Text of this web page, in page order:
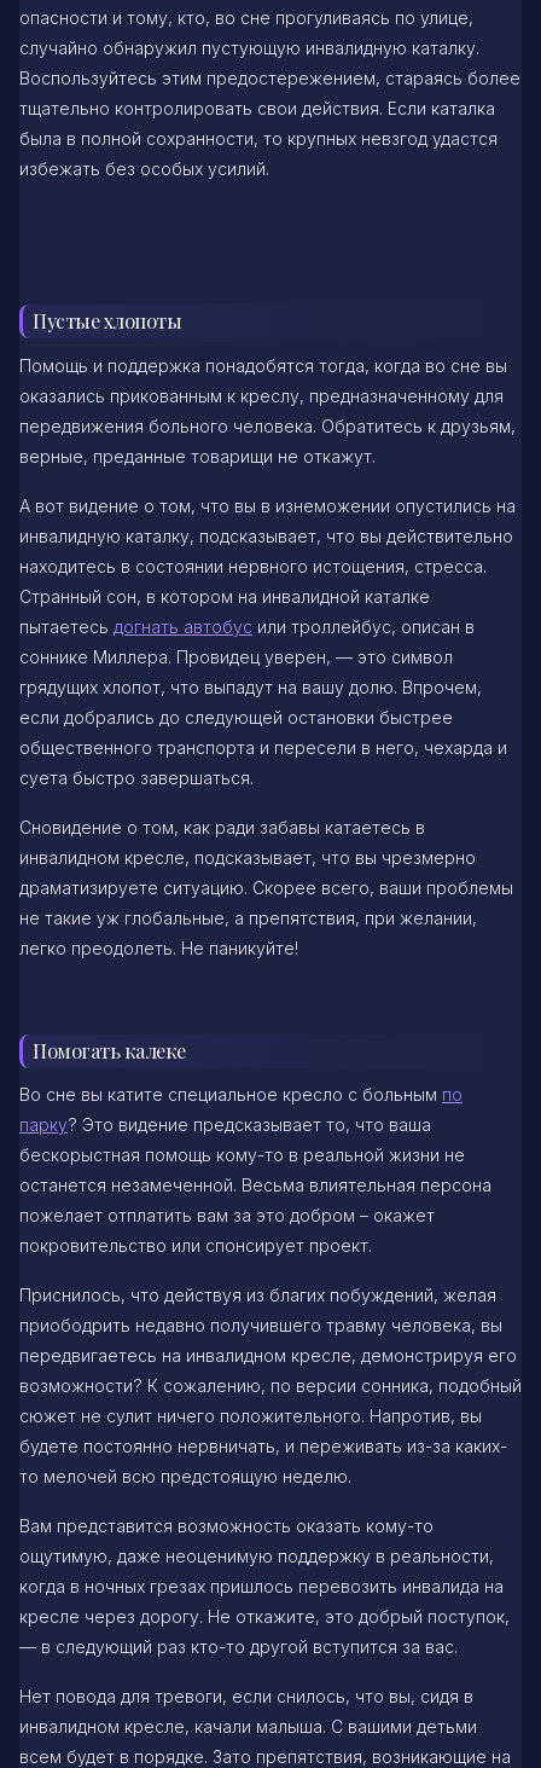
опасности и тому, кто, во сне прогуливаясь по улице,
случайно обнаружил пустующую инвалидную каталку.
Воспользуйтесь этим предостережением, стараясь более
тщательно контролировать свои действия. Если каталка
была в полной сохранности, то крупных невзгод удастся
избежать без особых усилий.
Пустые хлопоты
Помощь и поддержка понадобятся тогда, когда во сне вы
оказались прикованным к креслу, предназначенному для
передвижения больного человека. Обратитесь к друзьям,
верные, преданные товарищи не откажут.
А вот видение о том, что вы в изнеможении опустились на
инвалидную каталку, подсказывает, что вы действительно
находитесь в состоянии нервного истощения, стресса.
Странный сон, в котором на инвалидной каталке
пытаетесь догнать автобус или троллейбус, описан в
соннике Миллера. Провидец уверен, — это символ
грядущих хлопот, что выпадут на вашу долю. Впрочем,
если добрались до следующей остановки быстрее
общественного транспорта и пересели в него, чехарда и
суета быстро завершаться.
Сновидение о том, как ради забавы катаетесь в
инвалидном кресле, подсказывает, что вы чрезмерно
драматизируете ситуацию. Скорее всего, ваши проблемы
не такие уж глобальные, а препятствия, при желании,
легко преодолеть. Не паникуйте!
Помогать калеке
Во сне вы катите специальное кресло с больным по
парку? Это видение предсказывает то, что ваша
бескорыстная помощь кому-то в реальной жизни не
останется незамеченной. Весьма влиятельная персона
пожелает отплатить вам за это добром – окажет
покровительство или спонсирует проект.
Приснилось, что действуя из благих побуждений, желая
приободрить недавно получившего травму человека, вы
передвигаетесь на инвалидном кресле, демонстрируя его
возможности? К сожалению, по версии сонника, подобный
сюжет не сулит ничего положительного. Напротив, вы
будете постоянно нервничать, и переживать из-за каких-
то мелочей всю предстоящую неделю.
Вам представится возможность оказать кому-то
ощутимую, даже неоценимую поддержку в реальности,
когда в ночных грезах пришлось перевозить инвалида на
кресле через дорогу. Не откажите, это добрый поступок,
— в следующий раз кто-то другой вступится за вас.
Нет повода для тревоги, если снилось, что вы, сидя в
инвалидном кресле, качали малыша. С вашими детьми
всем будет в порядке. Зато препятствия, возникающие на